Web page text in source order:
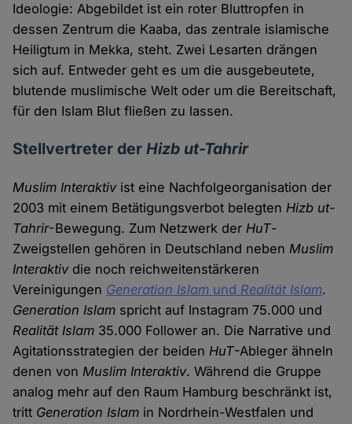
Ideologie: Abgebildet ist ein roter Bluttropfen in
dessen Zentrum die Kaaba, das zentrale islamische
Heiligtum in Mekka, steht. Zwei Lesarten drängen
sich auf. Entweder geht es um die ausgebeutete,
blutende muslimische Welt oder um die Bereitschaft,
für den Islam Blut fließen zu lassen.
Stellvertreter derHizb ut-Tahrir
Muslim Interaktivist eine Nachfolgeorganisation der
2003 mit einem Betätigungsverbot belegtenHizb ut-
Tahrir-Bewegung. Zum Netzwerk derHuT-
Zweigstellen gehören in Deutschland nebenMuslim
Interaktivdie noch reichweitenstärkeren
Vereinigungen Generation Islam und Realität Islam.
Generation Islam spricht auf Instagram 75.000 und
Realität Islam 35.000 Follower an. Die Narrative und
Agitationsstrategien der beidenHuT-Ableger ähneln
denen vonMuslim Interaktiv. Während die Gruppe
analog mehr auf den Raum Hamburg beschränkt ist,
tritt Generation Islam in Nordrhein-Westfalen und